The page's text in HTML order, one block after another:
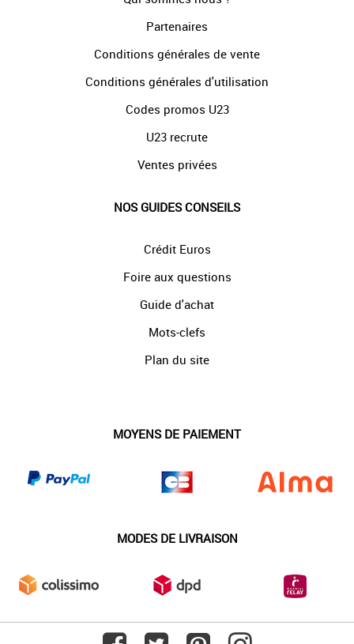
Partenaires
Conditions générales de vente
Conditions générales d'utilisation
Codes promos U23
U23 recrute
Ventes privées
NOS GUIDES CONSEILS
Crédit Euros
Foire aux questions
Guide d'achat
Mots-clefs
Plan du site
MOYENS DE PAIEMENT
MODES DE LIVRAISON